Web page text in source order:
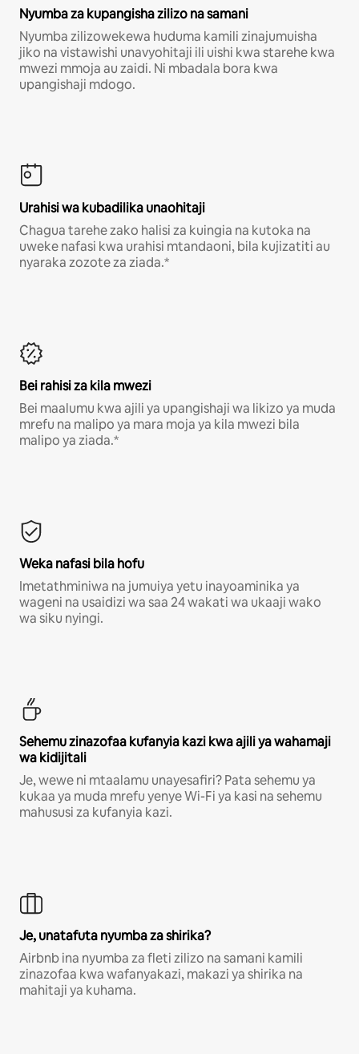
Nyumba za kupangisha zilizo na samani
Nyumba zilizowekewa huduma kamili zinajumuisha
jiko na vistawishi unavyohitaji ili uishi kwa starehe kwa
mwezi mmoja au zaidi. Ni mbadala bora kwa
upangishaji mdogo.
Urahisi wa kubadilika unaohitaji
Chagua tarehe zako halisi za kuingia na kutoka na
uweke nafasi kwa urahisi mtandaoni, bila kujizatiti au
nyaraka zozote za ziada.*
Bei rahisi za kila mwezi
Bei maalumu kwa ajili ya upangishaji wa likizo ya muda
mrefu na malipo ya mara moja ya kila mwezi bila
malipo ya ziada.*
Weka nafasi bila hofu
Imetathminiwa na jumuiya yetu inayoaminika ya
wageni na usaidizi wa saa 24 wakati wa ukaaji wako
wa siku nyingi.
Sehemu zinazofaa kufanyia kazi kwa ajili ya wahamaji
wa kidijitali
Je, wewe ni mtaalamu unayesafiri? Pata sehemu ya
kukaa ya muda mrefu yenye Wi-Fi ya kasi na sehemu
mahususi za kufanyia kazi.
Je, unatafuta nyumba za shirika?
Airbnb ina nyumba za fleti zilizo na samani kamili
zinazofaa kwa wafanyakazi, makazi ya shirika na
mahitaji ya kuhama.